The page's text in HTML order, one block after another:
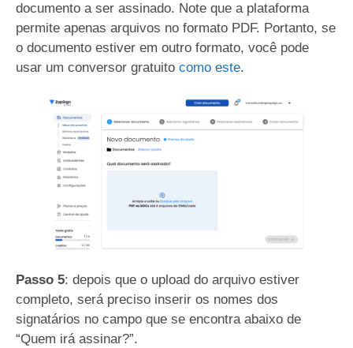
documento a ser assinado. Note que a plataforma
permite apenas arquivos no formato PDF. Portanto, se
o documento estiver em outro formato, você pode
usar um conversor gratuito como este.
Passo 5: depois que o upload do arquivo estiver
completo, será preciso inserir os nomes dos
signatários no campo que se encontra abaixo de
“Quem irá assinar?”.